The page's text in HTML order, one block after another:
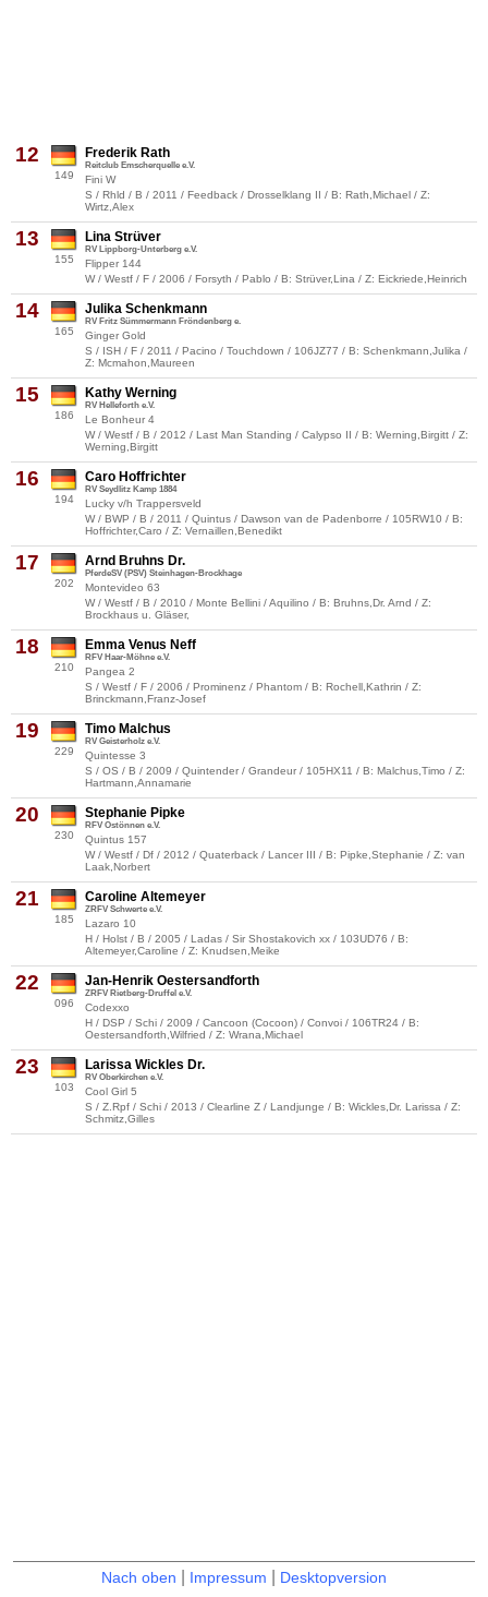
12
149
Frederik Rath
Reitclub Emscherquelle e.V.
Fini W
S / Rhld / B / 2011 / Feedback / Drosselklang II / B: Rath,Michael / Z:
Wirtz,Alex
13
155
Lina Strüver
RV Lippborg-Unterberg e.V.
Flipper 144
W / Westf / F / 2006 / Forsyth / Pablo / B: Strüver,Lina / Z: Eickriede,Heinrich
14
165
Julika Schenkmann
RV Fritz Sümmermann Fröndenberg e.
Ginger Gold
S / ISH / F / 2011 / Pacino / Touchdown / 106JZ77 / B: Schenkmann,Julika /
Z: Mcmahon,Maureen
15
186
Kathy Werning
RV Helleforth e.V.
Le Bonheur 4
W / Westf / B / 2012 / Last Man Standing / Calypso II / B: Werning,Birgitt / Z:
Werning,Birgitt
16
194
Caro Hoffrichter
RV Seydlitz Kamp 1884
Lucky v/h Trappersveld
W / BWP / B / 2011 / Quintus / Dawson van de Padenborre / 105RW10 / B:
Hoffrichter,Caro / Z: Vernaillen,Benedikt
17
202
Arnd Bruhns Dr.
PferdeSV (PSV) Steinhagen-Brockhage
Montevideo 63
W / Westf / B / 2010 / Monte Bellini / Aquilino / B: Bruhns,Dr. Arnd / Z:
Brockhaus u. Gläser,
18
210
Emma Venus Neff
RFV Haar-Möhne e.V.
Pangea 2
S / Westf / F / 2006 / Prominenz / Phantom / B: Rochell,Kathrin / Z:
Brinckmann,Franz-Josef
19
229
Timo Malchus
RV Geisterholz e.V.
Quintesse 3
S / OS / B / 2009 / Quintender / Grandeur / 105HX11 / B: Malchus,Timo / Z:
Hartmann,Annamarie
20
230
Stephanie Pipke
RFV Ostönnen e.V.
Quintus 157
W / Westf / Df / 2012 / Quaterback / Lancer III / B: Pipke,Stephanie / Z: van
Laak,Norbert
21
185
Caroline Altemeyer
ZRFV Schwerte e.V.
Lazaro 10
H / Holst / B / 2005 / Ladas / Sir Shostakovich xx / 103UD76 / B:
Altemeyer,Caroline / Z: Knudsen,Meike
22
096
Jan-Henrik Oestersandforth
ZRFV Rietberg-Druffel e.V.
Codexxo
H / DSP / Schi / 2009 / Cancoon (Cocoon) / Convoi / 106TR24 / B:
Oestersandforth,Wilfried / Z: Wrana,Michael
23
103
Larissa Wickles Dr.
RV Oberkirchen e.V.
Cool Girl 5
S / Z.Rpf / Schi / 2013 / Clearline Z / Landjunge / B: Wickles,Dr. Larissa / Z:
Schmitz,Gilles
Nach oben Impressum Desktopversion